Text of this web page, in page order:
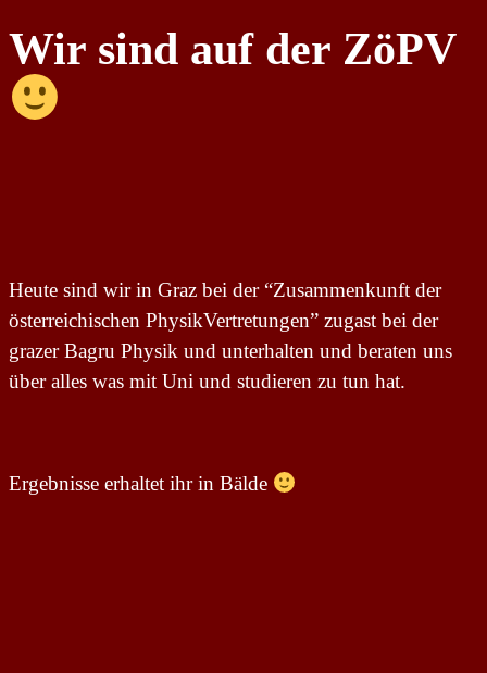
Wir sind auf der ZöPV
Heute sind wir in Graz bei der “Zusammenkunft der
österreichischen PhysikVertretungen” zugast bei der
grazer Bagru Physik und unterhalten und beraten uns
über alles was mit Uni und studieren zu tun hat.
Ergebnisse erhaltet ihr in Bälde